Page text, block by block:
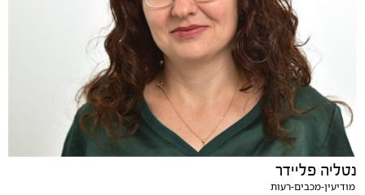
נטליה פליידר
מודיעין-מכבים-רעות